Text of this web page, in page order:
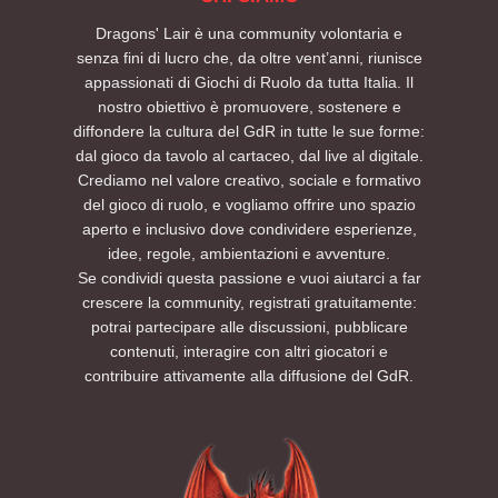
programma quest'anno con il fine di
intrecciare letteratura, mito, ecologia,
fumetto, poesia, filosofia e performance in un
unico spazio culturale. Saranno infatti
presenti molti laboratori e attività didattiche
molto interessanti.
Degno di nota per i membri di D'L che
vorranno parteciparvi è il padiglione
nominato Tenda dei Giochi (The Riddle Pit).
Quest'area è dedicata alle attività di gioco,
dove esperti e neofiti potranno cimentarsi in
sessioni multi-tavolo, partecipare a workshop
tematici, provare nuovi giochi in apposite
sessioni dimostrative, chiacchierare e
divertirsi.
tuo gruppo: penseremo noi a organizzare i
tavoli e a farvi entrare subito nell’atmosfera.
La sessione sarà singola e autoconclusiva,
quindi non è necessario aver partecipato ad
altri eventi AETERNIS per godersi la storia
dall’inizio alla fine.
Per ulteriori informazioni consultate la
sezione FAQ di questo evento. Per esigenze
particolari è possibile contattarci tramite i
nostri canali social.
Non vediamo l’ora di vedervi lì.
Preparatevi a tirare l’iniziativa: tra tortelli,
colline e oscurità… la missione sta per
cominciare.
PRENOTA UN POSTO AL TAVOLO SUL NOSTRO
ed eventi futuri, seguite AETERNIS sui social e
su Eventbrite per ricevere le notifiche di
apertura delle nuove iscrizioni.
Dragons' Lair è una community volontaria e
senza fini di lucro che, da oltre vent’anni, riunisce
appassionati di Giochi di Ruolo da tutta Italia. Il
nostro obiettivo è promuovere, sostenere e
diffondere la cultura del GdR in tutte le sue forme:
dal gioco da tavolo al cartaceo, dal live al digitale.
Crediamo nel valore creativo, sociale e formativo
del gioco di ruolo, e vogliamo offrire uno spazio
aperto e inclusivo dove condividere esperienze,
idee, regole, ambientazioni e avventure.
Se condividi questa passione e vuoi aiutarci a far
crescere la community, registrati gratuitamente:
potrai partecipare alle discussioni, pubblicare
contenuti, interagire con altri giocatori e
contribuire attivamente alla diffusione del GdR.